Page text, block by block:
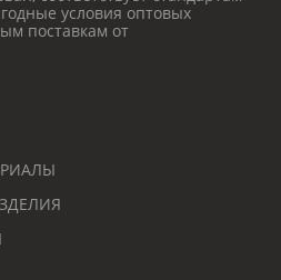
условия оптовых
поставкам от